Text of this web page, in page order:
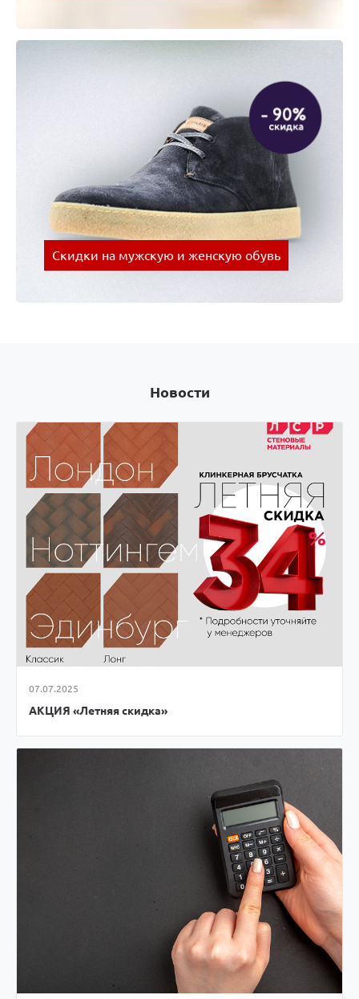
на следующую покупку!
Скидки на мужскую и женскую обувь
на следующую покупку! Оплачивай покупки
Новости
07.07.2025
АКЦИЯ «Летняя скидка»